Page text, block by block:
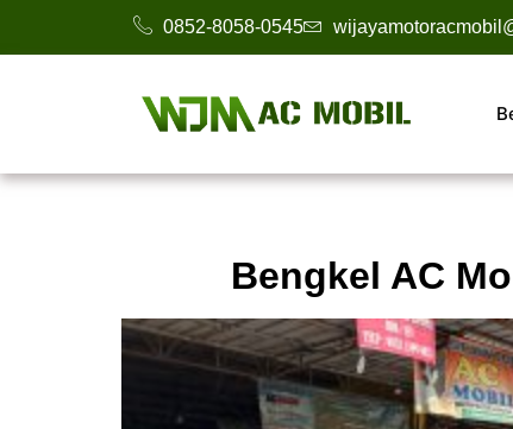
0852-8058-0545
Bengkel AC